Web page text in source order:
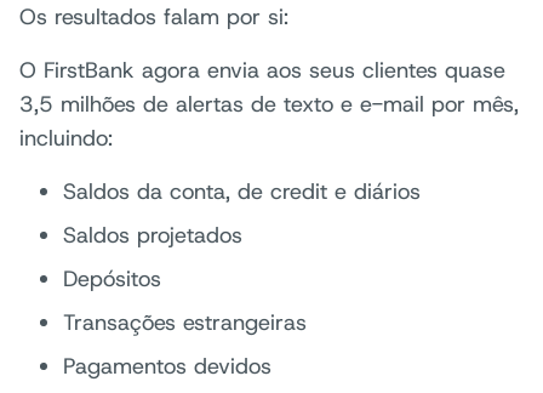
Os resultados falam por si:
O FirstBank agora envia aos seus clientes quase
3,5 milhões de alertas de texto e e-mail por mês,
incluindo:
Saldos da conta, de credit e diários
Saldos projetados
Depósitos
Transações estrangeiras
Pagamentos devidos